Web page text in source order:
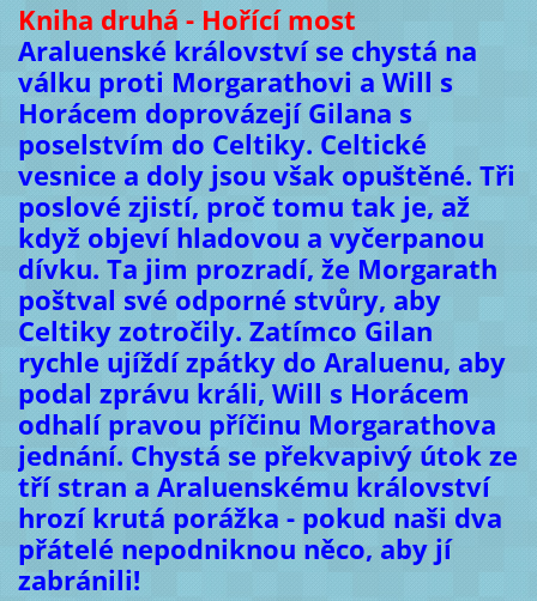
Kniha druhá - Hořící most
Araluenské království se chystá na
válku proti Morgarathovi a Will s
Horácem doprovázejí Gilana s
poselstvím do Celtiky. Celtické
vesnice a doly jsou však opuštěné. Tři
poslové zjistí, proč tomu tak je, až
když objeví hladovou a vyčerpanou
dívku. Ta jim prozradí, že Morgarath
poštval své odporné stvůry, aby
Celtiky zotročily. Zatímco Gilan
rychle ujíždí zpátky do Araluenu, aby
podal zprávu králi, Will s Horácem
odhalí pravou příčinu Morgarathova
jednání. Chystá se překvapivý útok ze
tří stran a Araluenskému království
hrozí krutá porážka - pokud naši dva
přátelé nepodniknou něco, aby jí
zabránili!